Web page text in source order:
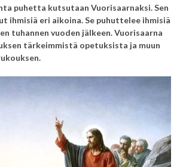
puhetta kutsutaan Vuorisaarnaksi.Sen
ihmisiä eri aikoina. Se puhuttelee ihmisiä
tuhannen vuoden jälkeen.Vuorisaarna
tärkeimmistä opetuksista ja muun